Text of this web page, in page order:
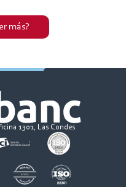
más?
1301, Las Condes.